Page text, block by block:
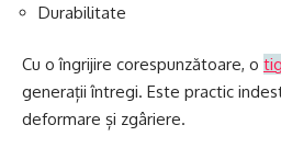
Durabilitate
Cu o îngrijire corespunzătoare, o
generații întregi. Este practic
deformare și zgâriere.